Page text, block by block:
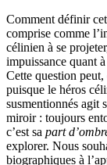
Comment définir
comprise comme
célinien à se
impuissance quant
Cette question
puisque le héros
susmentionnés agit
miroir : toujours
c’est sa part
explorer. Nous
biographiques à